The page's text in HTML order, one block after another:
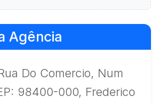
Agência
Do Comercio, Num
98400-000, Frederico